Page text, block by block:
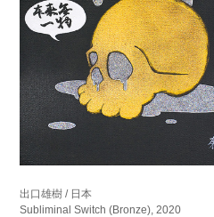
出口雄樹 / 日本
Subliminal Switch (Bronze), 2020